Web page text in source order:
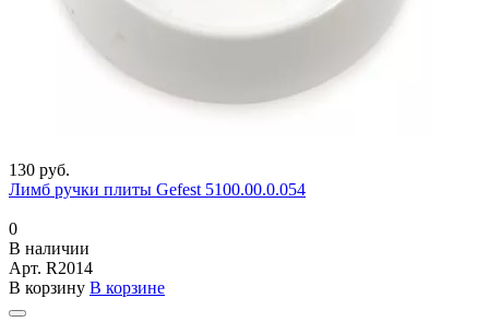
130 руб.
Лимб ручки плиты Gefest 5100.00.0.054
0
В наличии
Арт. R2014
В корзину В корзине